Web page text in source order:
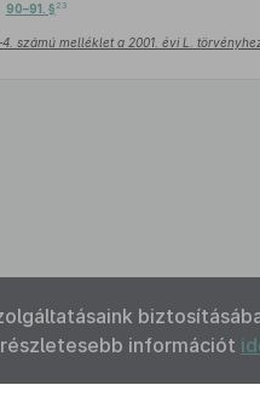
90–91. § 23
számú melléklet a 2001. évi L.
információt